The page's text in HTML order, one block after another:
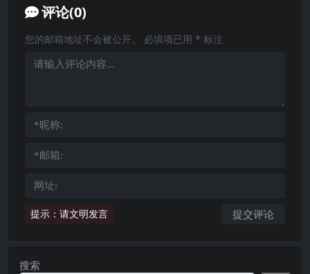
评论(0)
提示：请文明发言
您的邮箱地址不会被公开。 必填项已用 * 标注
搜索